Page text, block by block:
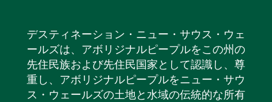
デスティネーション・ニュー・サウス・ウェ
ールズは、アボリジナルピープルをこの州の
先住民族および先住民国家として認識し、尊
重し、アボリジナルピープルをニュー・サウ
ス・ウェールズの土地と水域の伝統的な所有